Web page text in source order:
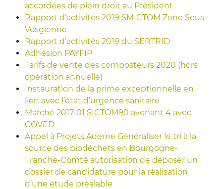
accordées de plein droit au Président
Rapport d’activités 2019 SMICTOM Zone Sous-
Vosgienne
Rapport d’activités 2019 du SERTRID
Adhésion PAYFIP
Tarifs de vente des composteurs 2020 (hors
opération annuelle)
Instauration de la prime exceptionnelle en
lien avec l’état d’urgence sanitaire
Marché 2017-01 SICTOM90 avenant 4 avec
COVED
Appel à Projets Ademe Généraliser le tri à la
source des biodéchets en Bourgogne-
Franche-Comté autorisation de déposer un
dossier de candidature pour la réalisation
d’une étude préalable